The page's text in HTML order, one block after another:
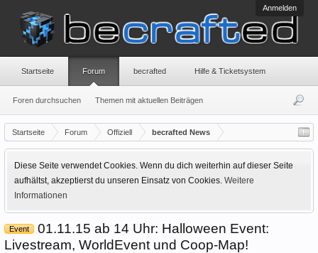
Anmelden
Startseite Forum Offiziell becrafted News
Diese Seite verwendet Cookies. Wenn du dich weiterhin auf dieser Seite
aufhältst, akzeptierst du unseren Einsatz von Cookies. Weitere
Informationen
Event
01.11.15 ab 14 Uhr: Halloween Event:
Livestream, WorldEvent und Coop-Map!
Startseite Forum
Foren durchsuchen Themen mit aktuellen Beiträgen
becrafted Hilfe & Ticketsystem